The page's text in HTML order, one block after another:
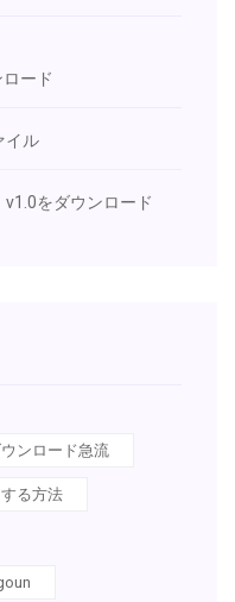
ード
イル
をダウンロード
ンロード急流
る方法